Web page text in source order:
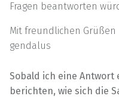
Fragen beantworten
Mit freundlichen Grüßen
gendalus
Sobald ich eine
berichten, wie sich die